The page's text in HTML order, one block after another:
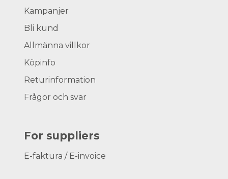
Kampanjer
Bli kund
Allmänna villkor
Köpinfo
Returinformation
Frågor och svar
For suppliers
E-faktura / E-invoice